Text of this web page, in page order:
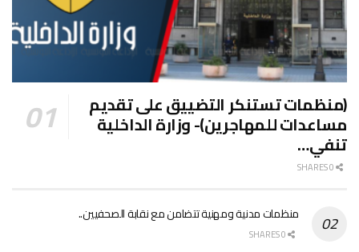
(منظمات تستنكر التضييق على تقديم
مساعدات للمهاجرين)- وزارة الداخلية
تنفي…
منظمات مدنية ومهنية تتضامن مع نقابة الصحفيين..